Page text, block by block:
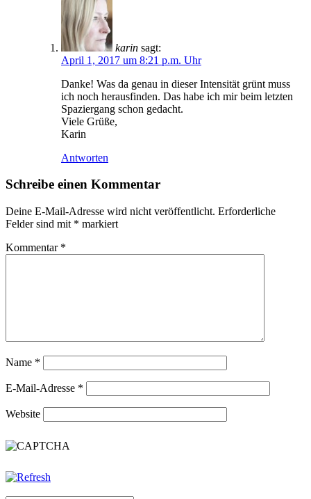
karin sagt:
April 1, 2017 um 8:21 p.m. Uhr
Danke! Was da genau in dieser Intensität grünt muss
ich noch herausfinden. Das habe ich mir beim letzten
Spaziergang schon gedacht.
Viele Grüße,
Karin
Antworten
Schreibe einen Kommentar
Deine E-Mail-Adresse wird nicht veröffentlicht. Erforderliche
Felder sind mit * markiert
Kommentar *
Name *
E-Mail-Adresse *
Website